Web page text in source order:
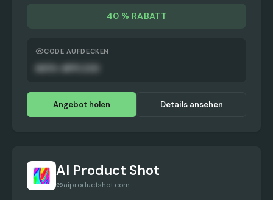
40 % RABATT
CODE AUFDECKEN
Angebot holen Details ansehen
AI Product Shot
aiproductshot.com